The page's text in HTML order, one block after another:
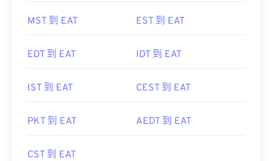
MST 到 EAT EST 到 EAT
EDT 到 EAT IDT 到 EAT
IST 到 EAT CEST 到 EAT
PKT 到 EAT AEDT 到 EAT
CST 到 EAT